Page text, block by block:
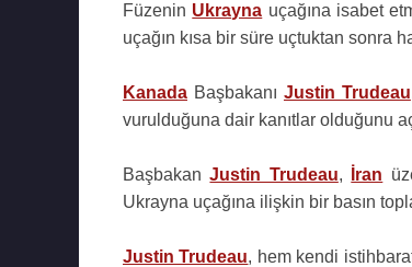
Füzenin Ukrayna uçağına isabet
uçağın kısa bir süre uçtuktan sonra
Kanada Başbakanı Justin Trudeau
vurulduğuna dair kanıtlar olduğunu
BaşbakanJustin Trudeau, İran
Ukrayna uçağına ilişkin bir basın
Justin Trudeau, hem kendi